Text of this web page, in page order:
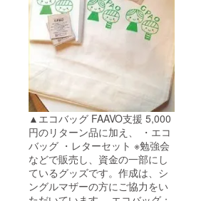
▲エコバッグ FAAVO支援 5,000
円のリターン品に加え、 ・エコ
バッグ ・レターセット ※勉強会
などで販売し、資金の一部にし
ているグッズです。作成は、シ
ングルマザーの方にご協力をい